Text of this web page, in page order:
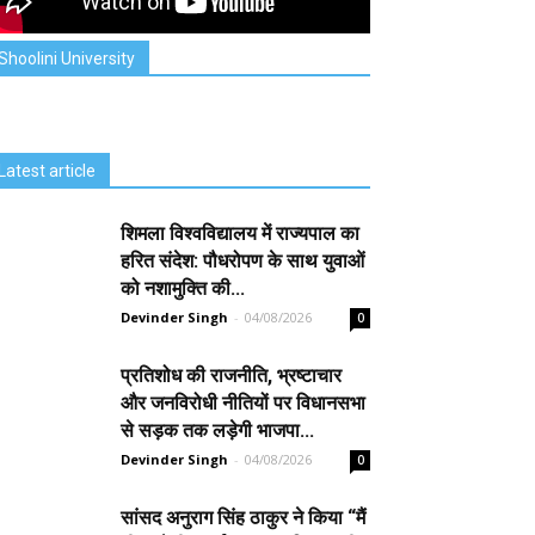
University
article
शिमला विश्वविद्यालय में राज्यपाल का
हरित संदेश: पौधरोपण के साथ युवाओं
को नशामुक्ति की...
Devinder Singh - 04/08/2026 0
प्रतिशोध की राजनीति, भ्रष्टाचार
और जनविरोधी नीतियों पर विधानसभा
से सड़क तक लड़ेगी भाजपा...
Devinder Singh - 04/08/2026 0
सांसद अनुराग सिंह ठाकुर ने किया “मैं